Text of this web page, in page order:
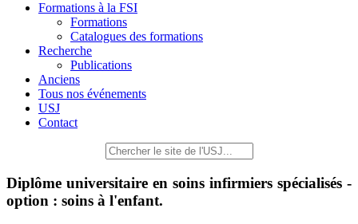
Formations à la FSI
Formations
Catalogues des formations
Recherche
Publications
Anciens
Tous nos événements
USJ
Contact
Diplôme universitaire en soins infirmiers spécialisés -
option : soins à l'enfant.